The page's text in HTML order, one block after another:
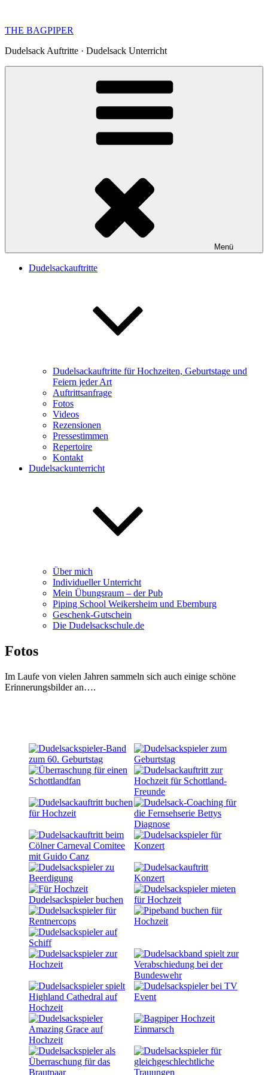
springen
THE BAGPIPER
Dudelsack Auftritte · Dudelsack Unterricht
Menü
Dudelsackauftritte
Dudelsackauftritte für Hochzeiten, Geburtstage und
Feiern jeder Art
Auftrittsanfrage
Fotos
Videos
Rezensionen
Pressestimmen
Repertoire
Kontakt
Dudelsackunterricht
Über mich
Individueller Unterricht
Mein Übungsraum – der Pub
Piping School Weikersheim und Ebernburg
Geschenk-Gutschein
Die Dudelsackschule.de
Fotos
Im Laufe von vielen Jahren sammeln sich auch einige schöne
Erinnerungsbilder an….